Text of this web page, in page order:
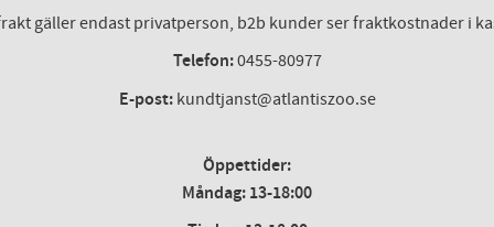
gäller endast privatperson, b2b kunder ser fraktkostnader i
Telefon:0455-80977
E-post:kundtjanst@atlantiszoo.se
Öppettider:
Måndag: 13-18:00